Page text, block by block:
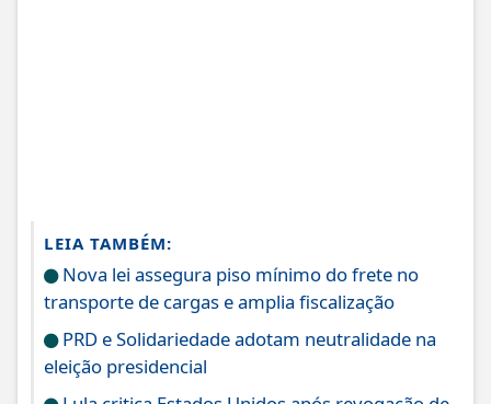
LEIA TAMBÉM:
Nova lei assegura piso mínimo do frete no
transporte de cargas e amplia fiscalização
PRD e Solidariedade adotam neutralidade na
eleição presidencial